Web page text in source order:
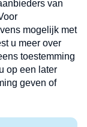
in uw